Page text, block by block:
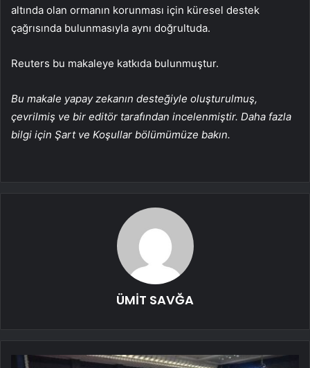
altında olan ormanın korunması için küresel destek
çağrısında bulunmasıyla aynı doğrultuda.
Reuters bu makaleye katkıda bulunmuştur.
Bu makale yapay zekanın desteğiyle oluşturulmuş,
çevrilmiş ve bir editör tarafından incelenmiştir. Daha fazla
bilgi için Şart ve Koşullar bölümümüze bakın.
ÜMİT SAVĞA